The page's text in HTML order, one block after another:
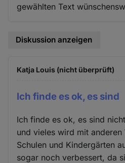
gewählten Text
Diskussion anzeigen
Katja Louis (nicht überprüft)
Ich finde es ok, es sind
Ich finde es ok, es sind
und vieles wird mit anderen
Schulen und Kindergärten
sogar noch verbessert, da